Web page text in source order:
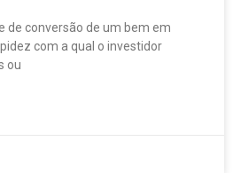
de conversão de um bem em
com a qual o investidor
ou